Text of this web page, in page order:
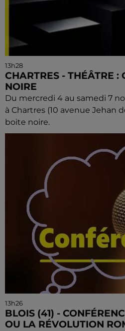
13h28
CHARTRES - THÉÂTRE
NOIRE
Du mercredi 4 au samedi 7
à Chartres (10 avenue Jehan
boite noire.
13h26
BLOIS (41) -
OU LA RÉVOLUTION